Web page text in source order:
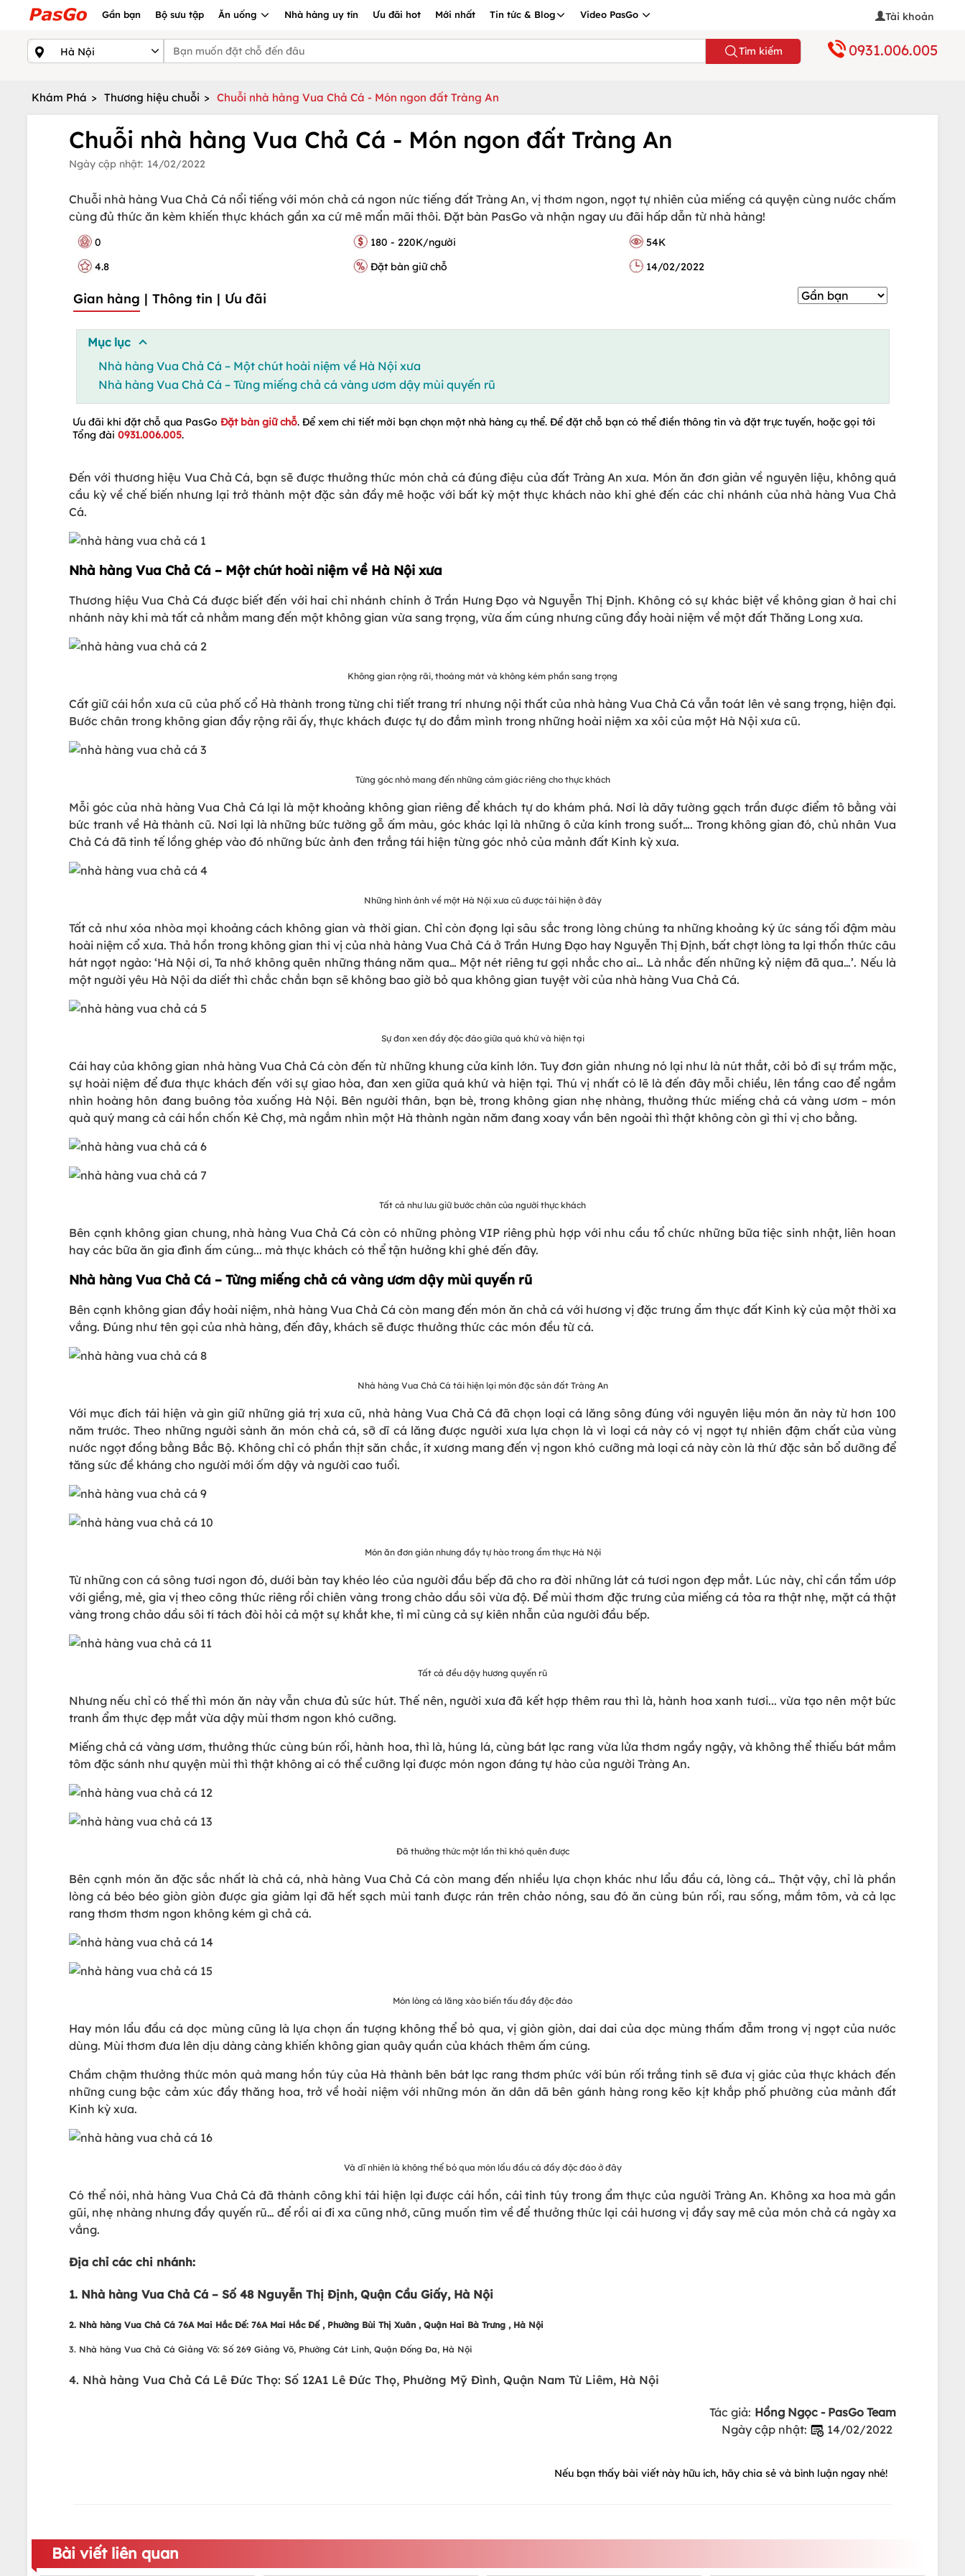
Gần bạn Bộ sưu tập Ăn uống Nhà hàng uy tín Ưu đãi hot Mới nhất Tin tức & Blog Video PasGo Tài khoản
Tìm kiếm 0931.006.005
Khám Phá > Thương hiệu chuỗi > Chuỗi nhà hàng Vua Chả Cá - Món ngon đất Tràng An
Chuỗi nhà hàng Vua Chả Cá - Món ngon đất Tràng An
Ngày cập nhật: 14/02/2022
Chuỗi nhà hàng Vua Chả Cá nổi tiếng với món chả cá ngon nức tiếng đất Tràng An, vị thơm ngon, ngọt tự nhiên của miếng cá quyện cùng nước chấm
cùng đủ thức ăn kèm khiến thực khách gần xa cứ mê mẩn mãi thôi. Đặt bàn PasGo và nhận ngay ưu đãi hấp dẫn từ nhà hàng!
0 180 - 220K/người
54K
4.8
Đặt bàn giữ chỗ 14/02/2022
Gian hàng | Thông tin | Ưu đãi
Mục lục
Nhà hàng Vua Chả Cá – Một chút hoài niệm về Hà Nội xưa
Nhà hàng Vua Chả Cá – Từng miếng chả cá vàng ươm dậy mùi quyến rũ
Ưu đãi khi đặt chỗ qua PasGo Đặt bàn giữ chỗ. Để xem chi tiết mời bạn chọn một nhà hàng cụ thể. Để đặt chỗ bạn có thể điền thông tin và đặt trực tuyến, hoặc gọi tới
Tổng đài 0931.006.005.
Đến với thương hiệu Vua Chả Cá, bạn sẽ được thưởng thức món chả cá đúng điệu của đất Tràng An xưa. Món ăn đơn giản về nguyên liệu, không quá
cầu kỳ về chế biến nhưng lại trở thành một đặc sản đầy mê hoặc với bất kỳ một thực khách nào khi ghé đến các chi nhánh của nhà hàng Vua Chả
Cá.
Nhà hàng Vua Chả Cá – Một chút hoài niệm về Hà Nội xưa
Thương hiệu Vua Chả Cá được biết đến với hai chi nhánh chính ở Trần Hưng Đạo và Nguyễn Thị Định. Không có sự khác biệt về không gian ở hai chi
nhánh này khi mà tất cả nhằm mang đến một không gian vừa sang trọng, vừa ấm cúng nhưng cũng đầy hoài niệm về một đất Thăng Long xưa.
Không gian rộng rãi, thoáng mát và không kém phần sang trọng
Cất giữ cái hồn xưa cũ của phố cổ Hà thành trong từng chi tiết trang trí nhưng nội thất của nhà hàng Vua Chả Cá vẫn toát lên vẻ sang trọng, hiện đại.
Bước chân trong không gian đầy rộng rãi ấy, thực khách được tự do đắm mình trong những hoài niệm xa xôi của một Hà Nội xưa cũ.
Từng góc nhỏ mang đến những cảm giác riêng cho thực khách
Mỗi góc của nhà hàng Vua Chả Cá lại là một khoảng không gian riêng để khách tự do khám phá. Nơi là dãy tường gạch trần được điểm tô bằng vài
bức tranh về Hà thành cũ. Nơi lại là những bức tường gỗ ấm màu, góc khác lại là những ô cửa kính trong suốt…. Trong không gian đó, chủ nhân Vua
Chả Cá đã tinh tế lồng ghép vào đó những bức ảnh đen trắng tái hiện từng góc nhỏ của mảnh đất Kinh kỳ xưa.
Những hình ảnh về một Hà Nội xưa cũ được tái hiện ở đây
Tất cả như xóa nhòa mọi khoảng cách không gian và thời gian. Chỉ còn đọng lại sâu sắc trong lòng chúng ta những khoảng ký ức sáng tối đậm màu
hoài niệm cổ xưa. Thả hồn trong không gian thi vị của nhà hàng Vua Chả Cá ở Trần Hưng Đạo hay Nguyễn Thị Định, bất chợt lòng ta lại thổn thức câu
hát ngọt ngào: ‘Hà Nội ơi, Ta nhớ không quên những tháng năm qua… Một nét riêng tư gợi nhắc cho ai… Là nhắc đến những kỷ niệm đã qua…’. Nếu là
một người yêu Hà Nội da diết thì chắc chắn bạn sẽ không bao giờ bỏ qua không gian tuyệt vời của nhà hàng Vua Chả Cá.
Sự đan xen đầy độc đáo giữa quá khứ và hiện tại
Cái hay của không gian nhà hàng Vua Chả Cá còn đến từ những khung cửa kính lớn. Tuy đơn giản nhưng nó lại như là nút thắt, cởi bỏ đi sự trầm mặc,
sự hoài niệm để đưa thực khách đến với sự giao hòa, đan xen giữa quá khứ và hiện tại. Thú vị nhất có lẽ là đến đây mỗi chiều, lên tầng cao để ngắm
nhìn hoàng hôn đang buông tỏa xuống Hà Nội. Bên người thân, bạn bè, trong không gian nhẹ nhàng, thưởng thức miếng chả cá vàng ươm – món
quà quý mang cả cái hồn chốn Kẻ Chợ, mà ngắm nhìn một Hà thành ngàn năm đang xoay vần bên ngoài thì thật không còn gì thi vị cho bằng.
Tất cả như lưu giữ bước chân của người thực khách
Bên cạnh không gian chung, nhà hàng Vua Chả Cá còn có những phòng VIP riêng phù hợp với nhu cầu tổ chức những bữa tiệc sinh nhật, liên hoan
hay các bữa ăn gia đình ấm cúng... mà thực khách có thể tận hưởng khi ghé đến đây.
Nhà hàng Vua Chả Cá – Từng miếng chả cá vàng ươm dậy mùi quyến rũ
Bên cạnh không gian đầy hoài niệm, nhà hàng Vua Chả Cá còn mang đến món ăn chả cá với hương vị đặc trưng ẩm thực đất Kinh kỳ của một thời xa
vắng. Đúng như tên gọi của nhà hàng, đến đây, khách sẽ được thưởng thức các món đều từ cá.
Nhà hàng Vua Chả Cá tái hiện lại món đặc sản đất Tràng An
Với mục đích tái hiện và gìn giữ những giá trị xưa cũ, nhà hàng Vua Chả Cá đã chọn loại cá lăng sông đúng với nguyên liệu món ăn này từ hơn 100
năm trước. Theo những người sành ăn món chả cá, sỡ dĩ cá lăng được người xưa lựa chọn là vì loại cá này có vị ngọt tự nhiên đậm chất của vùng
nước ngọt đồng bằng Bắc Bộ. Không chỉ có phần thịt săn chắc, ít xương mang đến vị ngon khó cưỡng mà loại cá này còn là thứ đặc sản bổ dưỡng để
tăng sức đề kháng cho người mới ốm dậy và người cao tuổi.
Món ăn đơn giản nhưng đầy tự hào trong ẩm thực Hà Nội
Từ những con cá sông tươi ngon đó, dưới bàn tay khéo léo của người đầu bếp đã cho ra đời những lát cá tươi ngon đẹp mắt. Lúc này, chỉ cần tẩm ướp
với giềng, mẻ, gia vị theo công thức riêng rồi chiên vàng trong chảo dầu sôi vừa độ. Để mùi thơm đặc trưng của miếng cá tỏa ra thật nhẹ, mặt cá thật
vàng trong chảo dầu sôi tí tách đòi hỏi cả một sự khắt khe, tỉ mỉ cùng cả sự kiên nhẫn của người đầu bếp.
Tất cả đều dậy hương quyến rũ
Nhưng nếu chỉ có thế thì món ăn này vẫn chưa đủ sức hút. Thế nên, người xưa đã kết hợp thêm rau thì là, hành hoa xanh tươi... vừa tạo nên một bức
tranh ẩm thực đẹp mắt vừa dậy mùi thơm ngon khó cưỡng.
Miếng chả cá vàng ươm, thưởng thức cùng bún rối, hành hoa, thì là, húng lá, cùng bát lạc rang vừa lửa thơm ngầy ngậy, và không thể thiếu bát mắm
tôm đặc sánh như quyện mùi thì thật không ai có thể cưỡng lại được món ngon đáng tự hào của người Tràng An.
Đã thưởng thức một lần thì khó quên được
Bên cạnh món ăn đặc sắc nhất là chả cá, nhà hàng Vua Chả Cá còn mang đến nhiều lựa chọn khác như lẩu đầu cá, lòng cá… Thật vậy, chỉ là phần
lòng cá béo béo giòn giòn được gia giảm lại đã hết sạch mùi tanh được rán trên chảo nóng, sau đó ăn cùng bún rối, rau sống, mắm tôm, và cả lạc
rang thơm thơm ngon không kém gì chả cá.
Món lòng cá lăng xào biến tấu đầy độc đáo
Hay món lẩu đầu cá dọc mùng cũng là lựa chọn ấn tượng không thể bỏ qua, vị giòn giòn, dai dai của dọc mùng thấm đẫm trong vị ngọt của nước
dùng. Mùi thơm đưa lên dịu dàng càng khiến không gian quây quần của khách thêm ấm cúng.
Chầm chậm thưởng thức món quà mang hồn túy của Hà thành bên bát lạc rang thơm phức với bún rối trắng tinh sẽ đưa vị giác của thực khách đến
những cung bậc cảm xúc đầy thăng hoa, trở về hoài niệm với những món ăn dân dã bên gánh hàng rong kẽo kịt khắp phố phường của mảnh đất
Kinh kỳ xưa.
Và dĩ nhiên là không thể bỏ qua món lẩu đầu cá đầy độc đáo ở đây
Có thể nói, nhà hàng Vua Chả Cá đã thành công khi tái hiện lại được cái hồn, cái tinh túy trong ẩm thực của người Tràng An. Không xa hoa mà gần
gũi, nhẹ nhàng nhưng đầy quyến rũ… để rồi ai đi xa cũng nhớ, cũng muốn tìm về để thưởng thức lại cái hương vị đầy say mê của món chả cá ngày xa
vắng.
Địa chỉ các chi nhánh:
1. Nhà hàng Vua Chả Cá – Số 48 Nguyễn Thị Định, Quận Cầu Giấy, Hà Nội
2. Nhà hàng Vua Chả Cá 76A Mai Hắc Đế: 76A Mai Hắc Đế , Phường Bùi Thị Xuân , Quận Hai Bà Trưng , Hà Nội
3. Nhà hàng Vua Chả Cá Giảng Võ: Số 269 Giảng Võ, Phường Cát Linh, Quận Đống Đa, Hà Nội
4. Nhà hàng Vua Chả Cá Lê Đức Thọ: Số 12A1 Lê Đức Thọ, Phường Mỹ Đình, Quận Nam Từ Liêm, Hà Nội
Tác giả: Hồng Ngọc - PasGo Team
Ngày cập nhật:
14/02/2022
Nếu bạn thấy bài viết này hữu ích, hãy chia sẻ và bình luận ngay nhé!
Bài viết liên quan